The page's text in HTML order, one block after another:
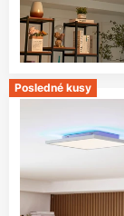
Posledné kusy